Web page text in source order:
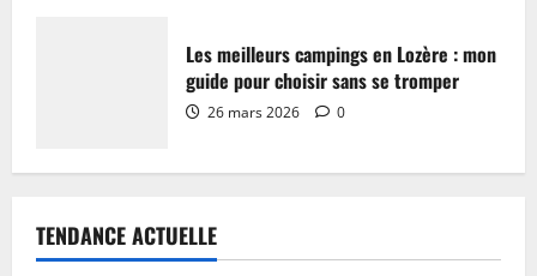
Les meilleurs campings en Lozère : mon
guide pour choisir sans se tromper
26 mars 2026 0
TENDANCE ACTUELLE